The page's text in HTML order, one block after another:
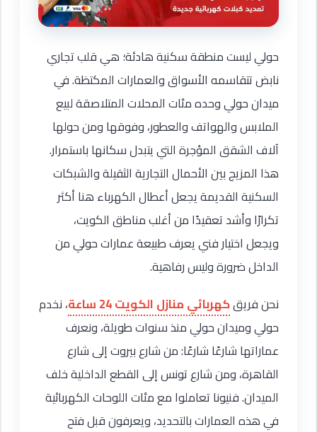
حولي ليست منطقة سكنية هادئة؛ هي قلب تجاري
نابض تتقاسمه الأسواق والعمارات المكتظة. في
ميدان حولي وحده مئات المحلات المتلاصقة لبيع
الملابس والهواتف والعطور، وفوقها ومن حولها
آلاف الشقق المؤجرة التي يتبدل سكانها باستمرار.
هذا المزيج بين الأحمال التجارية الثقيلة والشبكات
السكنية القديمة يجعل أعطال الكهرباء هنا أكثر
تكرارًا وأشد تعقيدًا من أغلب مناطق الكويت،
ويجعل اختيار فني يعرف طبيعة عمارات حولي من
الداخل ضرورة وليس رفاهية.
نحن فريقكهربائي منازل الكويت 24 ساعة
، نخدم
حولي وميدان حولي منذ سنوات طويلة، ونعرف
عماراتها شارعًا شارعًا: من شارع بيروت إلى شارع
القاهرة، ومن شارع تونس إلى القطع الداخلية خلف
الميدان. فنيونا تعاملوا مع مئات اللوحات الكهربائية
في هذه العمارات بالتحديد، ويعرفون قبل فتح